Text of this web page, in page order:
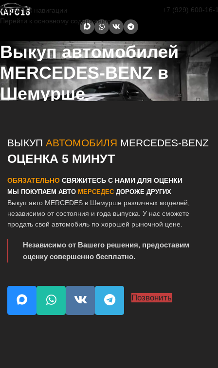
Перейти к навигации
Перейти к основному содержанию
+7 (929) 600-16-
Выкуп автомобилей
MERCEDES-BENZ в
Шемурше
ВЫКУП АВТОМОБИЛЯ MERCEDES-BENZ
ОЦЕНКА 5 МИНУТ
ОБЯЗАТЕЛЬНО СВЯЖИТЕСЬ С НАМИ ДЛЯ ОЦЕНКИ
МЫ ПОКУПАЕМ АВТО МЕРСЕДЕС ДОРОЖЕ ДРУГИХ
Выкуп авто MERCEDES в Шемурше различных моделей,
независимо от состояния и года выпуска. У нас сможете
продать свой автомобиль по хорошей рыночной цене.
Независимо от Вашего решения, предоставим
оценку совершенно бесплатно.
Позвонить